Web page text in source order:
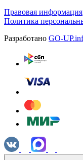
Правовая информация
Политика
Разработано GO-